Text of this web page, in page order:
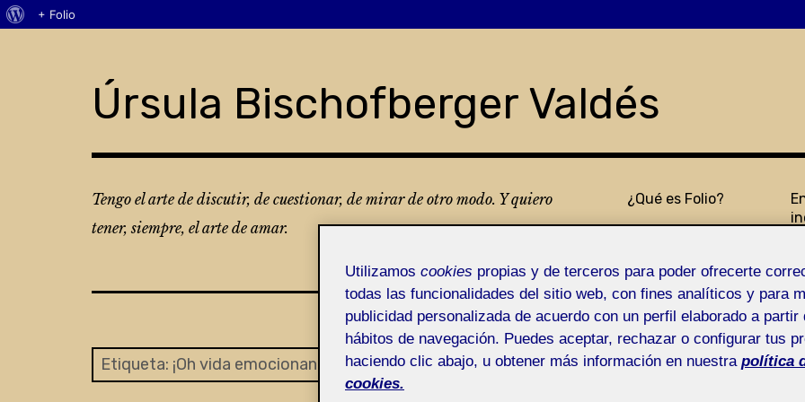
Úrsula Bischofberger Valdés
Tengo el arte de discutir, de cuestionar, de mirar de otro modo. Y quiero
tener, siempre, el arte de amar.
¿Qué es Folio?
Etiqueta: ¡Oh vida emocionante cuando te dejas emocionar!
Acerca
+ Folio
Utilizamos cookies propias y de terceros para poder ofrecerte
todas las funcionalidades del sitio web, con fines analíticos y para
publicidad personalizada de acuerdo con un perfil elaborado a partir
hábitos de navegación. Puedes aceptar, rechazar o configurar tus
haciendo clic abajo, u obtener más información en nuestra política
cookies.